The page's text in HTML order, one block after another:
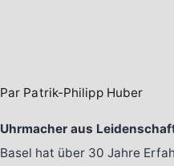
Par Patrik-Philipp Huber
Uhrmacher aus
Basel hat über 30 Jahre